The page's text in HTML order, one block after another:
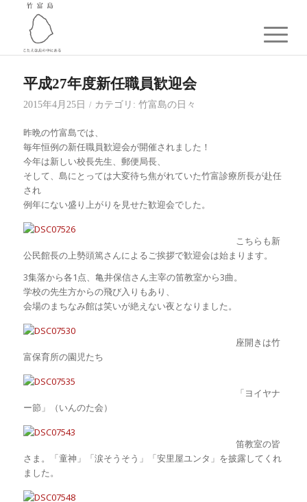
平成27年度新任職員歓迎会
2015年4月25日 / カテゴリ: 竹富島の日々
昨晩の竹富島では、
毎年恒例の新任職員歓迎会が開催されました！
今年は新しい校長先生、郵便局長、
そして、島にとっては大変待ち焦がれていた竹富診療所長が赴任
され
例年にない盛り上がりを見せた歓迎会でした。
こちらも新
公民館長の上勢頭篤さんによるご挨拶で歓迎会は始まります。
3集落から各1点、亀井保信さん主宰の笛教室から3曲。
学校の先生方からの飛び入りもあり、
会場のまちなみ館は笑いが絶えない夜となりました。
座開きは竹
富保育所の園児たち
「ヨイヤナ
ー節」（いんのた会）
笛教室の皆
さま。「童神」「涙そうそう」「安里屋ユンタ」を披露してくれ
ました。